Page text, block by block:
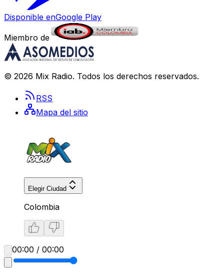
Disponible enGoogle Play
Miembro de
© 2026 Mix Radio. Todos los derechos reservados.
RSS
Mapa del sitio
Elegir Ciudad
Colombia
00:00 / 00:00